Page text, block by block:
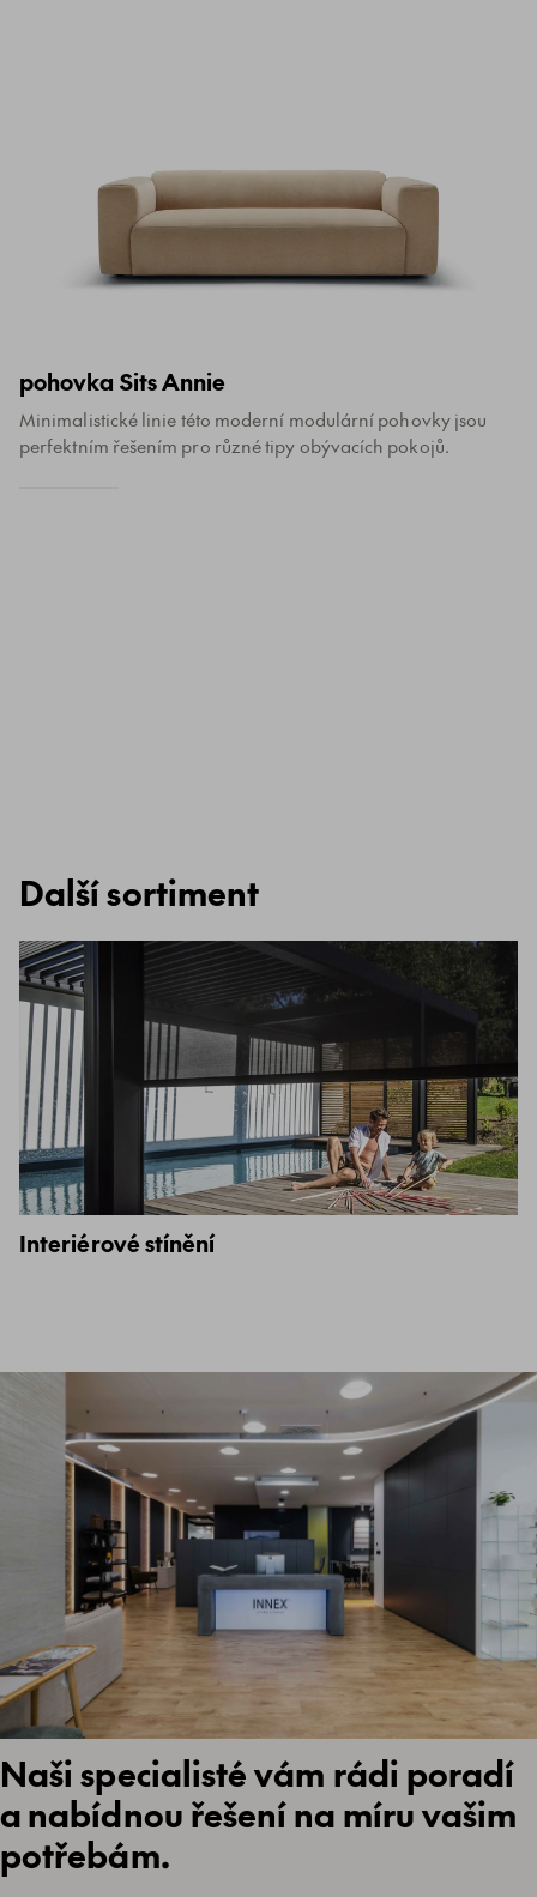
pohovka Sits Annie
Minimalistické linie této moderní modulární pohovky jsou
perfektním řešením pro různé tipy obývacích pokojů.
Další sortiment
Interiérové stínění
Naši specialisté vám rádi poradí
a nabídnou řešení na míru vašim
potřebám.